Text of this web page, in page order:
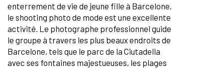
enterrement de vie de jeune fille à Barcelone,
le shooting photo de mode est une excellente
activité. Le photographe professionnel guide
le groupe à travers les plus beaux endroits de
Barcelone, tels que le parc de la Ciutadella
avec ses fontaines majestueuses, les plages